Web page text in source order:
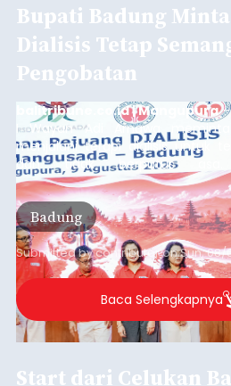
Bupati Badung
Dialisis Tetap
Pengobatan
balitribune.co.id | Mangupura-
I Wayan Adi Arnawa meminta
menjalani terapi dialisis untuk
dan tidak berputus
disampaikannya saat
Pejuang Dialisis yang digelar
Ruang Kertha Gosana, Puspem
(9/8/2026).
Badung
Submitted bycontributoronSun, 08/
Baca Selengkapnya
Start dari Celukan